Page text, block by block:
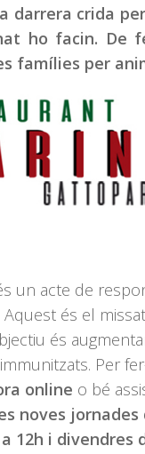
darrera crida
ho facin.
famílies per
un acte de
és el
és
Per
online o bé
noves
12h i divendres